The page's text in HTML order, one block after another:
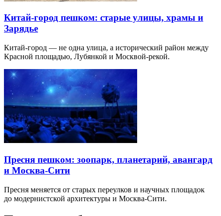
Китай-город пешком: старые улицы, храмы и
Зарядье
Китай-город — не одна улица, а исторический район между
Красной площадью, Лубянкой и Москвой-рекой.
Пресня пешком: зоопарк, планетарий, авангард
и Москва-Сити
Пресня меняется от старых переулков и научных площадок
до модернистской архитектуры и Москва-Сити.